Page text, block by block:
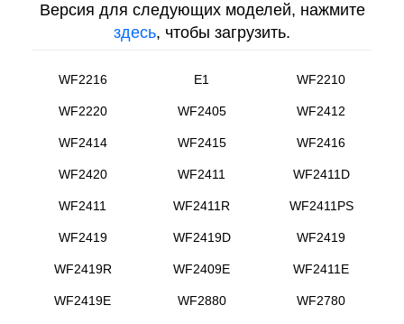
Версия для следующих моделей, нажмите
здесь, чтобы загрузить.
WF2216 E1 WF2210
WF2220 WF2405 WF2412
WF2414 WF2415 WF2416
WF2420 WF2411 WF2411D
WF2411 WF2411R WF2411PS
WF2419 WF2419D WF2419
WF2419R WF2409E WF2411E
WF2419E WF2880 WF2780